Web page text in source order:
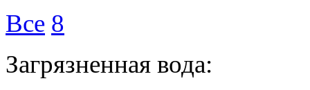
Все 8
Загрязненная вода: